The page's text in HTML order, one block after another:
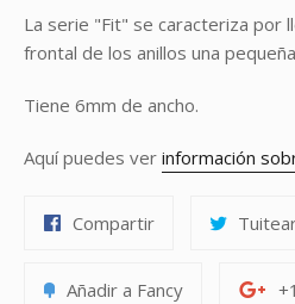
La serie "Fit" se caracteriza por
frontal de los anillos una
Tiene 6mm de ancho.
Aquí puedes ver información
CompartirCompartir
Añadir a FancyAñadir
+1